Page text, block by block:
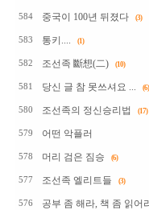
584 중국이 100년 뒤졌다 (3)
583 통키.... (1)
582 조선족 斷想(二) (10)
581 당신 글 참 못쓰셔요 ... (6)
580 조선족의 정신승리법 (17)
579 어떤 악플러
578 머리 검은 짐승 (6)
577 조선족 엘리트들 (3)
576 공부 좀 해라, 책 좀 읽어